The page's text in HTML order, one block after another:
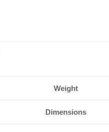
Weight
Dimensions